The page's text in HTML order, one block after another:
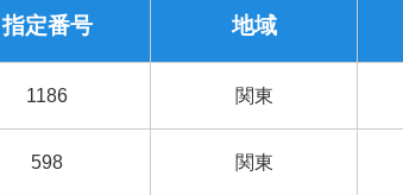
指定番号 地域
1186 関東
598 関東